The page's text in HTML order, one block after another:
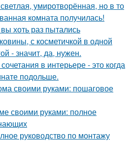
умиротворённая, но в то
комната получилась!
хоть раз пытались
с косметичкой в одной
- значит, да, нужен.
в интерьере - это когда
подольше.
своими руками: пошаговое
своими руками: полное
руководство по монтажу